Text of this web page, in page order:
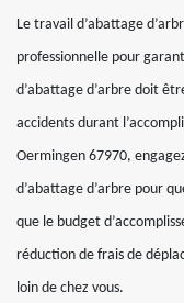
Le travail d’abattage
professionnelle pour
d’abattage d’arbre doit
accidents durant
Oermingen 67970,
d’abattage d’arbre pour
que le budget
réduction de frais de
loin de chez vous.